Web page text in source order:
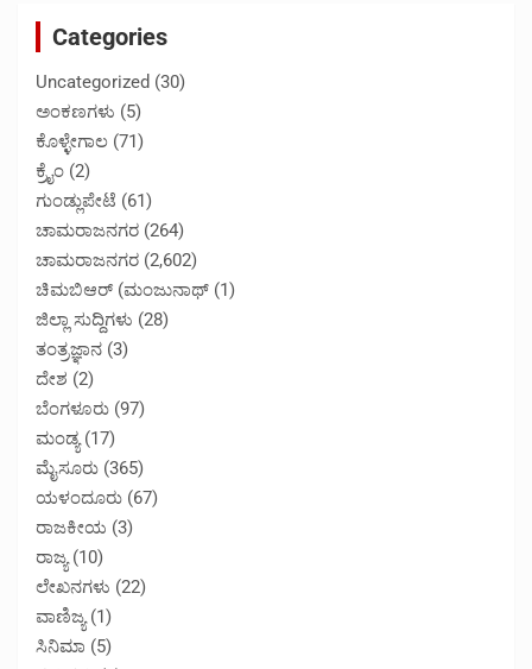
Categories
Uncategorized (30)
ಅಂಕಣಗಳು (5)
ಕೊಳ್ಳೇಗಾಲ (71)
ಕ್ರೈಂ (2)
ಗುಂಡ್ಲುಪೇಟೆ (61)
ಚಾಮರಾಜನಗರ (264)
ಚಾಮರಾಜನಗರ (2,602)
ಚಿಮಬಿಆರ್ (ಮಂಜುನಾಥ್ (1)
ಜಿಲ್ಲಾ ಸುದ್ದಿಗಳು (28)
ತಂತ್ರಜ್ಞಾನ (3)
ದೇಶ (2)
ಬೆಂಗಳೂರು (97)
ಮಂಡ್ಯ(17)
ಮೈಸೂರು (365)
ಯಳಂದೂರು (67)
ರಾಜಕೀಯ (3)
ರಾಜ್ಯ(10)
ಲೇಖನಗಳು (22)
ವಾಣಿಜ್ಯ(1)
ಸಿನಿಮಾ (5)